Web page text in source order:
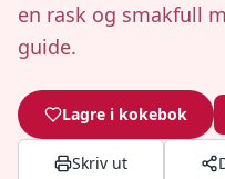
en rask og smakfull
guide.
Lagre i kokebok
Skriv ut